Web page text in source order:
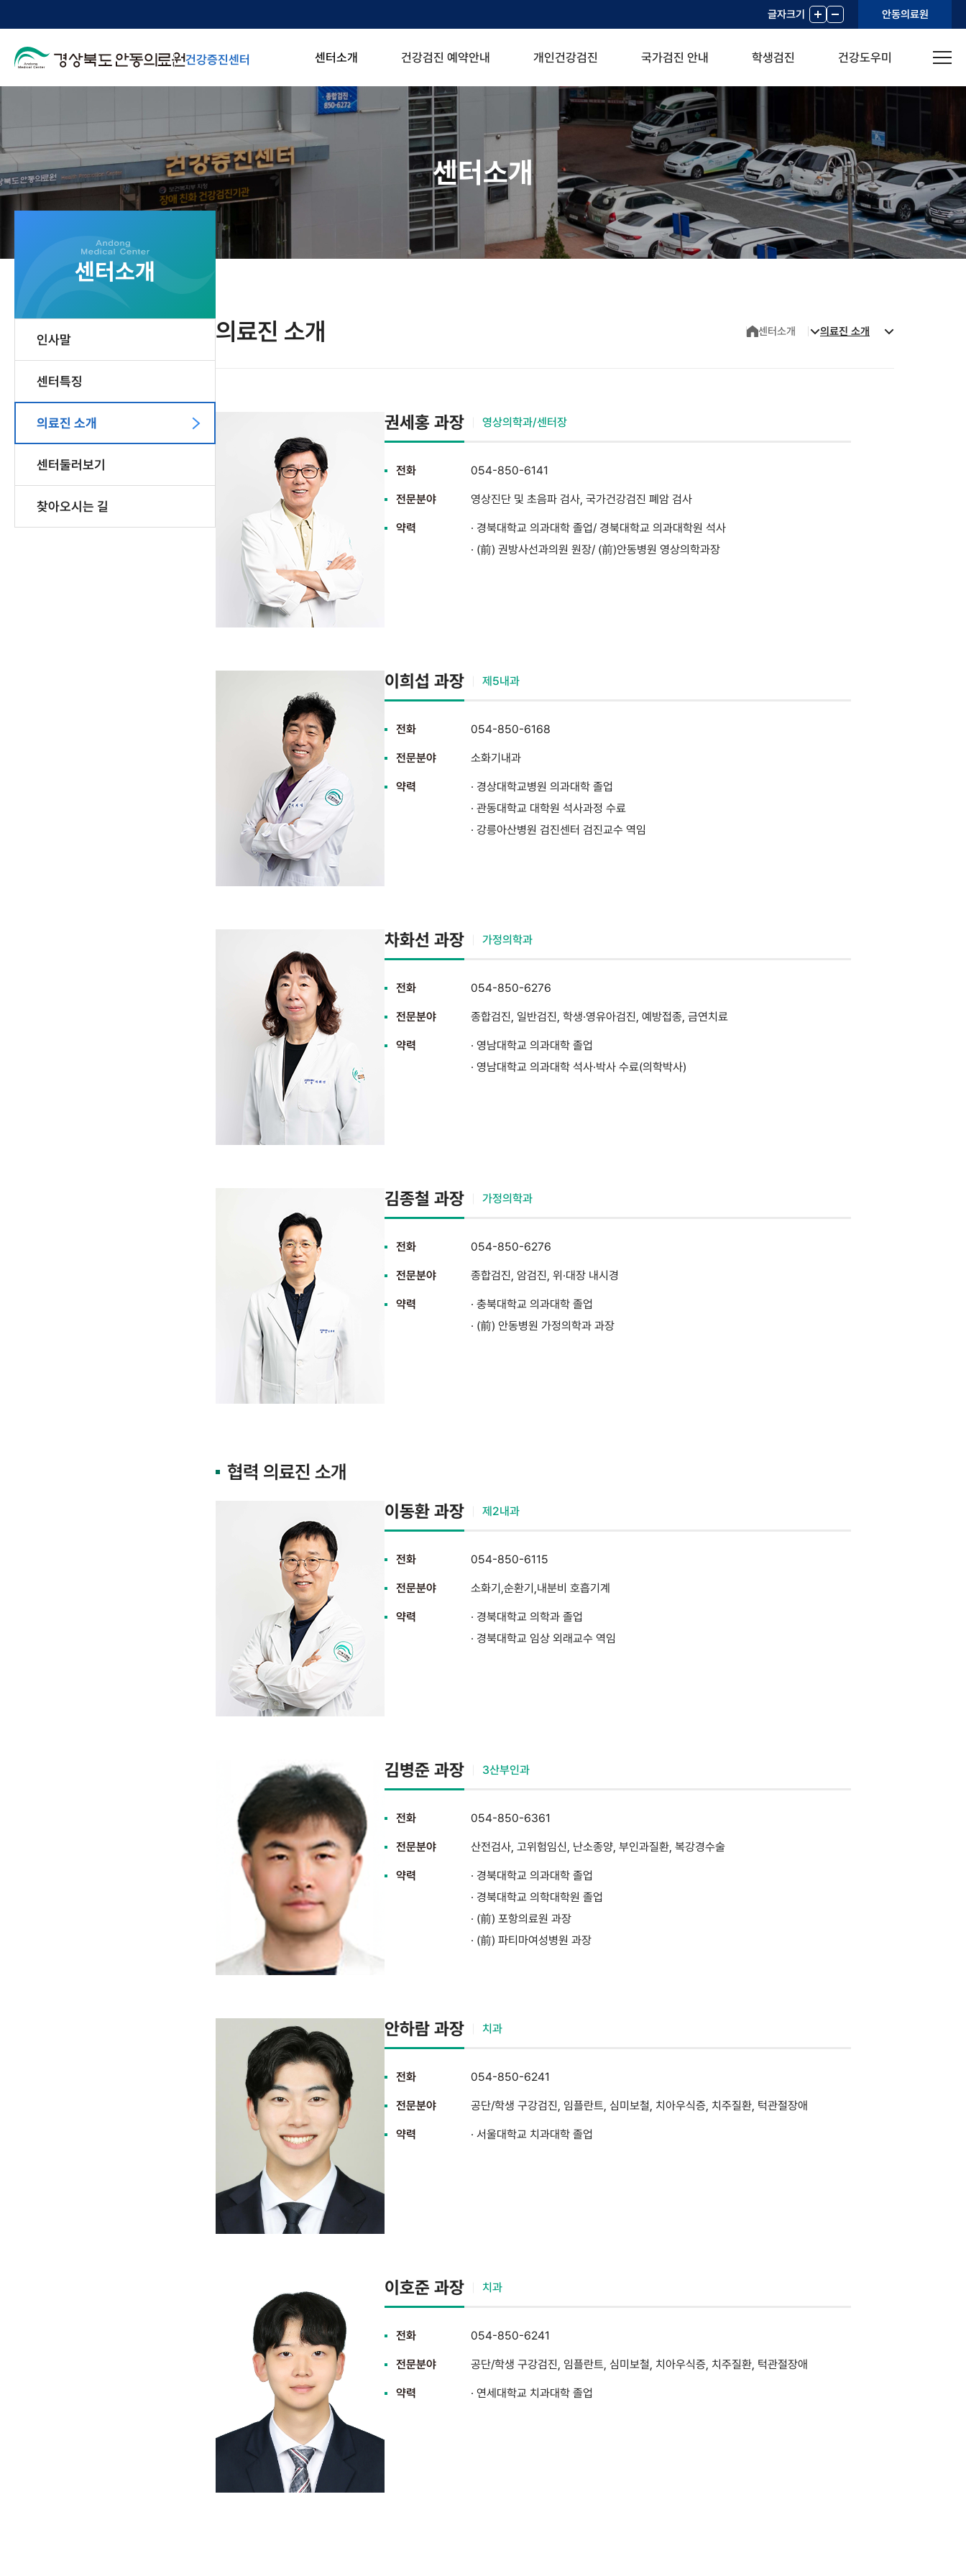
글자크기 + - 안동의료원
건강증진센터 센터소개 건강검진 예약안내 개인건강검진 국가검진 안내 학생검진 건강도우미
센터소개
센터소개
인사말
센터특징
의료진 소개
센터둘러보기
찾아오시는 길
의료진 소개 센터소개 의료진 소개
권세홍 과장 영상의학과/센터장
전화 054-850-6141
전문분야 영상진단 및 초음파 검사, 국가건강검진 폐암 검사
약력
· 경북대학교 의과대학 졸업/ 경북대학교 의과대학원 석사
· (前) 권방사선과의원 원장/ (前)안동병원 영상의학과장
이희섭 과장 제5내과
전화 054-850-6168
전문분야 소화기내과
약력
· 경상대학교병원 의과대학 졸업
· 관동대학교 대학원 석사과정 수료
· 강릉아산병원 검진센터 검진교수 역임
차화선 과장 가정의학과
전화 054-850-6276
전문분야 종합검진, 일반검진, 학생·영유아검진, 예방접종, 금연치료
약력
· 영남대학교 의과대학 졸업
· 영남대학교 의과대학 석사·박사 수료(의학박사)
김종철 과장 가정의학과
전화 054-850-6276
전문분야 종합검진, 암검진, 위·대장 내시경
약력
· 충북대학교 의과대학 졸업
· (前) 안동병원 가정의학과 과장
협력 의료진 소개
이동환 과장 제2내과
전화 054-850-6115
전문분야 소화기,순환기,내분비 호흡기계
약력
· 경북대학교 의학과 졸업
· 경북대학교 임상 외래교수 역임
김병준 과장 3산부인과
전화 054-850-6361
전문분야 산전검사, 고위험임신, 난소종양, 부인과질환, 복강경수술
약력
· 경북대학교 의과대학 졸업
· 경북대학교 의학대학원 졸업
· (前) 포항의료원 과장
· (前) 파티마여성병원 과장
안하람 과장 치과
전화 054-850-6241
전문분야 공단/학생 구강검진, 임플란트, 심미보철, 치아우식증, 치주질환, 턱관절장애
약력 · 서울대학교 치과대학 졸업
이호준 과장 치과
전화 054-850-6241
전문분야 공단/학생 구강검진, 임플란트, 심미보철, 치아우식증, 치주질환, 턱관절장애
약력 · 연세대학교 치과대학 졸업